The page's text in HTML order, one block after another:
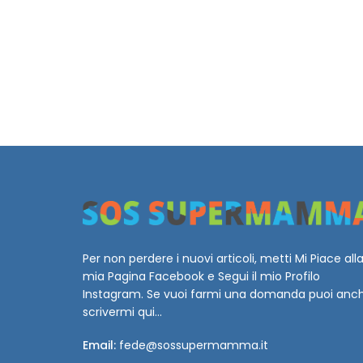
Per non perdere i nuovi articoli, metti Mi Piace alla
mia Pagina Facebook e Segui il mio Profilo
Instagram. Se vuoi farmi una domanda puoi
scrivermi qui...
Email: fede@sossupermamma.it